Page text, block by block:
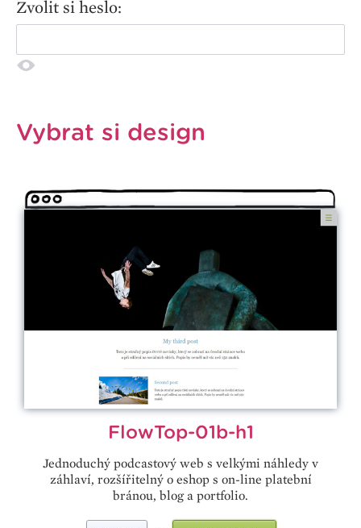
Zvolit si heslo:
Vybrat si design
FlowTop-01b-h1
Jednoduchý podcastový web s velkými náhledy v
záhlaví, rozšířitelný o eshop s on-line platební
bránou, blog a portfolio.